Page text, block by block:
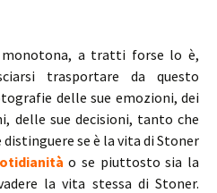
a tratti forse lo è,
trasportare da questo
delle sue emozioni, dei
delle sue decisioni, tanto che
se è la vita di Stoner
o se piuttosto sia la
la vita stessa di Stoner.